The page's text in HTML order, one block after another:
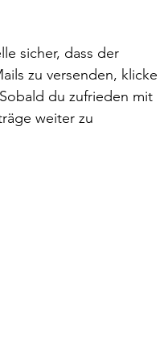
sicher, dass der
zu versenden, klicke
du zufrieden mit
weiter zu